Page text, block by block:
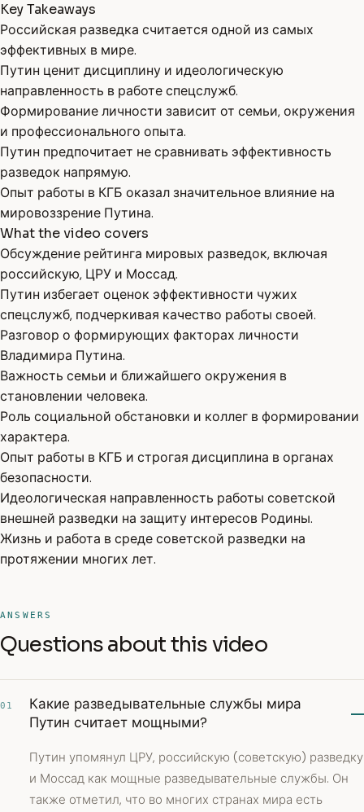
Key Takeaways
Российская разведка считается одной из самых
эффективных в мире.
Путин ценит дисциплину и идеологическую
направленность в работе спецслужб.
Формирование личности зависит от семьи, окружения
и профессионального опыта.
Путин предпочитает не сравнивать эффективность
разведок напрямую.
Опыт работы в КГБ оказал значительное влияние на
мировоззрение Путина.
What the video covers
Обсуждение рейтинга мировых разведок, включая
российскую, ЦРУ и Моссад.
Путин избегает оценок эффективности чужих
спецслужб, подчеркивая качество работы своей.
Разговор о формирующих факторах личности
Владимира Путина.
Важность семьи и ближайшего окружения в
становлении человека.
Роль социальной обстановки и коллег в формировании
характера.
Опыт работы в КГБ и строгая дисциплина в органах
безопасности.
Идеологическая направленность работы советской
внешней разведки на защиту интересов Родины.
Жизнь и работа в среде советской разведки на
протяжении многих лет.
ANSWERS
Questions about this video
01
Какие разведывательные службы мира
Путин считает мощными?
Путин упомянул ЦРУ, российскую (советскую) разведку
и Моссад как мощные разведывательные службы. Он
также отметил, что во многих странах мира есть